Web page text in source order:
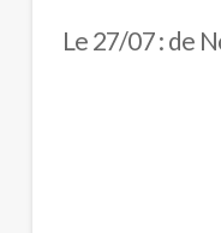
Le 27/07 : de